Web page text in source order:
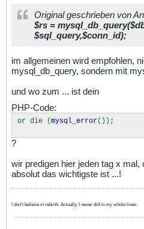
Original geschrieben von
$rs =
$sql_query,$conn_id);
im allgemeinen wird empfohlen,
mysql_db_query, sondern mit
und wo zum ... ist dein
PHP-Code:
or die (mysql_error());
?
wir predigen hier jeden tag x
absolut das wichtigste ist ...!
I don't believe in rebirth. Actually, I never did in my whole lives.